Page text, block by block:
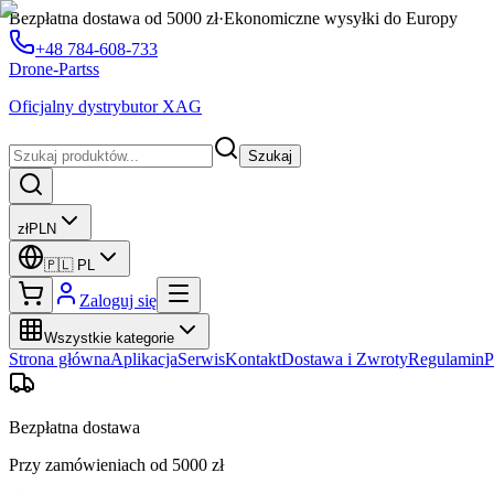
Bezpłatna dostawa od 5000 zł·Ekonomiczne wysyłki do Europy
+48 784-608-733
Drone-Partss
Oficjalny dystrybutor XAG
Szukaj
złPLN
🇵🇱 PL
Zaloguj się
Wszystkie kategorie
Strona głównaAplikacjaSerwisKontaktDostawa i ZwrotyRegulamin
Bezpłatna dostawa
Przy zamówieniach od 5000 zł